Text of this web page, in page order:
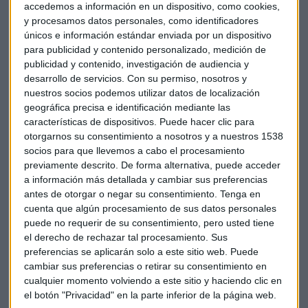
accedemos a información en un dispositivo, como cookies,
y procesamos datos personales, como identificadores
únicos e información estándar enviada por un dispositivo
para publicidad y contenido personalizado, medición de
publicidad y contenido, investigación de audiencia y
desarrollo de servicios. Con su permiso, nosotros y
nuestros socios podemos utilizar datos de localización
geográfica precisa e identificación mediante las
características de dispositivos. Puede hacer clic para
otorgarnos su consentimiento a nosotros y a nuestros 1538
socios para que llevemos a cabo el procesamiento
previamente descrito. De forma alternativa, puede acceder
a información más detallada y cambiar sus preferencias
antes de otorgar o negar su consentimiento. Tenga en
cuenta que algún procesamiento de sus datos personales
puede no requerir de su consentimiento, pero usted tiene
el derecho de rechazar tal procesamiento. Sus
preferencias se aplicarán solo a este sitio web. Puede
cambiar sus preferencias o retirar su consentimiento en
cualquier momento volviendo a este sitio y haciendo clic en
el botón "Privacidad" en la parte inferior de la página web.
de más de 1.000 millones de euros?
Para averiguarlo Expediente Abierto ha medido la
volatilidad de estos valores en el útltimo año. Esto es la
rapidez y la magnitud con la que cambian los precios de una
acción en ese tiempo. Si nos metemos en términos técnicos,
volatilidad mide la variación del precio de ese valor
con respecto a su media.
A más volatilidad, más probabilidades de ganar (y perder)
más dinero. Es ahí donde va el dinero especulativo porque
puede generar más dinero que en un valor menos volátil y,
por tanto, más estable en su precio.
En primer lugar, Expediente Abierto ha analizado la
volatilidad de las 33 empresas del Ibex que valen más de
1.000 millones de euros y, por tanto, se les aplicará la tasa
Tobin. Son todas menos Meliá y Ence.